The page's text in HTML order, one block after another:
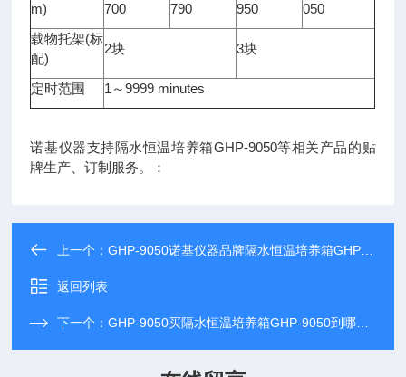
m)
700
790
950
050
载物托架(标
配)
2块 3块
定时范围 1 ～9999 minutes
诺基仪器支持隔水恒温培养箱GHP-9050等相关产品的贴
牌生产、订制服务。：
上一个：GHP-9050诺基仪器品牌隔水恒温培养箱GHP-9050可比进口产品
返回列表
下一个：GHP-9050买隔水恒温培养箱GHP-9050到哪里，*诺基仪器